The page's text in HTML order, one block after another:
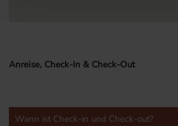
Anreise, Check-In & Check-Out
Wann ist Check-in und Check-out?